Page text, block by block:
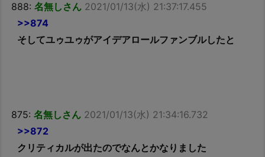
888: 名無しさん 2021/01/13(水) 21:37:17.455
>>874
そしてユゥユゥがアイデアロールファンブルしたと
875: 名無しさん 2021/01/13(水) 21:34:16.732
>>872
クリティカルが出たのでなんとかなりました